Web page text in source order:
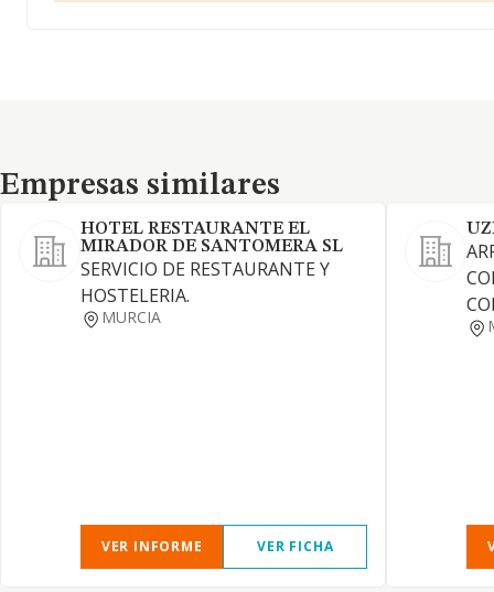
Empresas similares
Empresas similares
HOTEL RESTAURANTE EL
MIRADOR DE SANTOMERA SL
SERVICIO DE RESTAURANTE Y
HOSTELERIA.
MURCIA
VER INFORME VER FICHA